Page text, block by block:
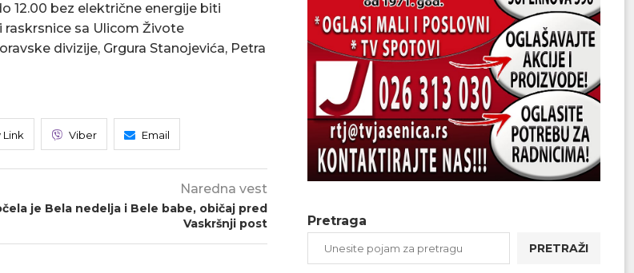
12.00 bez električne energije biti
raskrsnice sa Ulicom Živote
divizije, Grgura Stanojevića, Petra
Link Viber Email
Naredna vest
je Bela nedelja i Bele babe, običaj pred
Vaskršnji post
Pretraga
PRETRAŽI